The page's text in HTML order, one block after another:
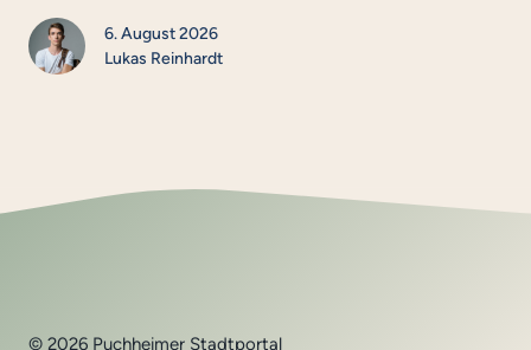
6. August 2026
Lukas Reinhardt
© 2026 Puchheimer Stadtportal